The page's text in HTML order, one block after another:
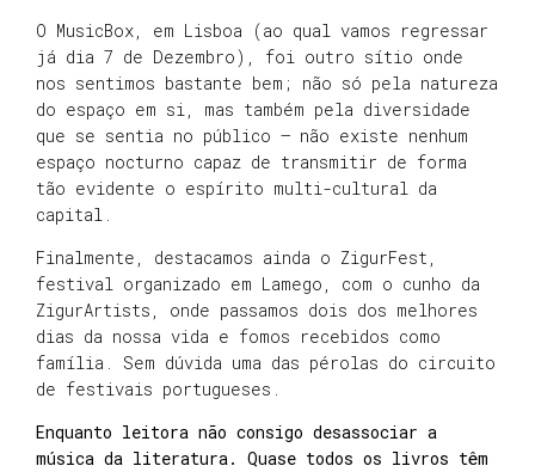
O MusicBox, em Lisboa (ao qual vamos regressar
já dia 7 de Dezembro), foi outro sítio onde
nos sentimos bastante bem; não só pela natureza
do espaço em si, mas também pela diversidade
que se sentia no público – não existe nenhum
espaço nocturno capaz de transmitir de forma
tão evidente o espírito multi-cultural da
capital.
Finalmente, destacamos ainda o ZigurFest,
festival organizado em Lamego, com o cunho da
ZigurArtists, onde passamos dois dos melhores
dias da nossa vida e fomos recebidos como
família. Sem dúvida uma das pérolas do circuito
de festivais portugueses.
Enquanto leitora não consigo desassociar a
música da literatura. Quase todos os livros têm